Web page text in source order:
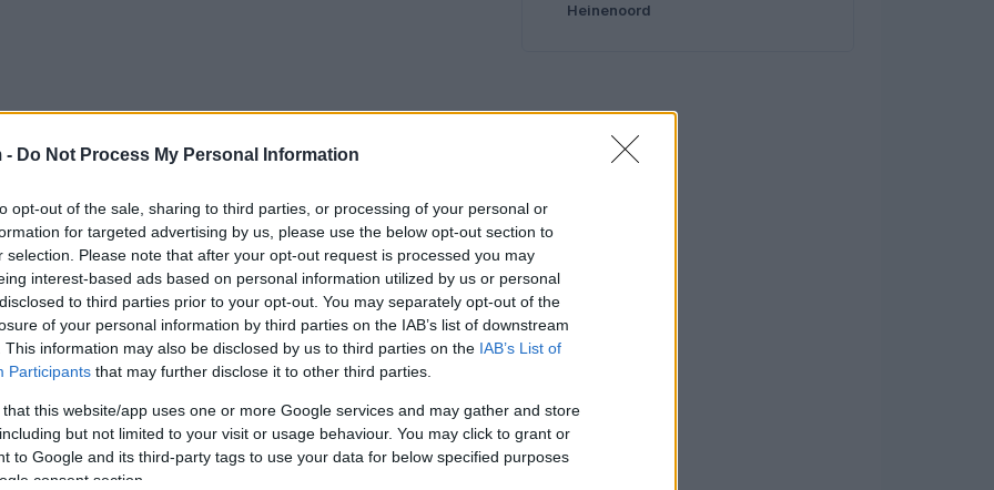
- Do Not Process My Personal Information
opt-out of the sale, sharing to third parties, or processing of your personal or
for targeted advertising by us, please use the below opt-out section to
selection. Please note that after your opt-out request is processed you may
interest-based ads based on personal information utilized by us or personal
to third parties prior to your opt-out. You may separately opt-out of the
of your personal information by third parties on the IAB’s list of downstream
This information may also be disclosed by us to third parties on the IAB’s List of
Participants that may further disclose it to other third parties.
that this website/app uses one or more Google services and may gather and store
but not limited to your visit or usage behaviour. You may click to grant or
to Google and its third-party tags to use your data for below specified purposes
consent section.
Ajax: trots of verdeeldheid?
van Nederland, heeft recentelijk een
zijn debuut scoorde hij direct een doelpunt en
reacties onder de fans. Voor sommigen
hun zorgen uiten over de implicaties van deze
een spel is, maar ook een spiegel van de
Hoe verhouden sport en politiek zich eigenlijk
in Limburg
Heinenoord